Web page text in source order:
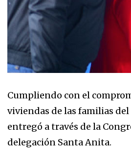
Cumpliendo con el
viviendas de las familias
entregó a través de la
delegación Santa Anita.